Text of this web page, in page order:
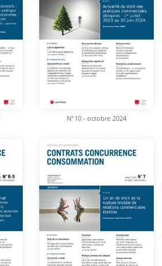
N°10 - octobre 2024